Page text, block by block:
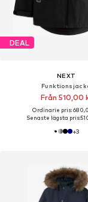
DEAL
NEXT
Från 510,00
Ordinarie pris:
Senaste lägsta pris:
+3